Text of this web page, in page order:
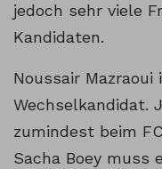
jedoch sehr viele
Kandidaten.
Noussair
Wechselkandidat.
zumindest beim
Sacha Boey muss